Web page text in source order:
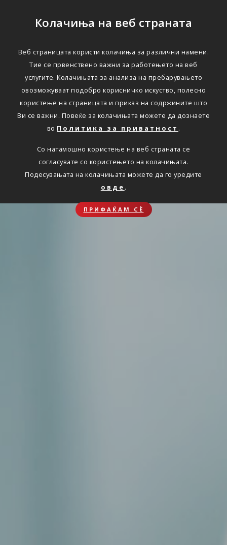
Колачиња на веб страната
Веб страницата користи колачиња за различни намени.
Тие се првенствено важни за работењето на веб
услугите. Колачињата за анализа на пребарувањето
овозможуваат подобро корисничко искуство, полесно
користење на страницата и приказ на содржините што
Ви се важни. Повеќе за колачињата можете да дознаете
во Политика за приватност .
Со натамошно користење на веб страната се
согласувате со користењето на колачињата.
Подесувањата на колачињата можете да го уредите
овде .
ПРИФАЌАМ СЀ